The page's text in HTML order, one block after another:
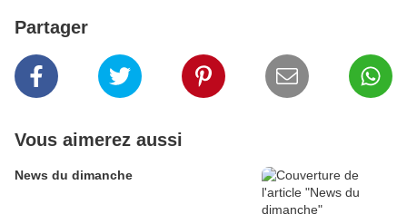
Partager
Vous aimerez aussi
News du dimanche